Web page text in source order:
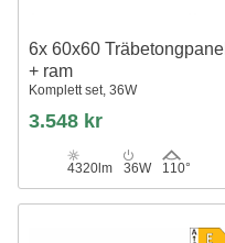
6x 60x60 Träbetongpanel
+ ram
Komplett set, 36W
3.548 kr
4320lm 36W 110°